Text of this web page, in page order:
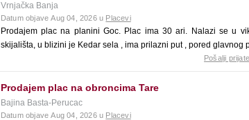
Vrnjačka Banja
Datum objave Aug 04, 2026 u Placevi
Prodajem plac na planini Goc. Plac ima 30 ari. Nalazi se u
skijališta, u blizini je Kedar sela , ima prilazni put , pored glavnog
Pošalji
Prodajem plac na obroncima Tare
Bajina Basta-Perucac
Datum objave Aug 04, 2026 u Placevi